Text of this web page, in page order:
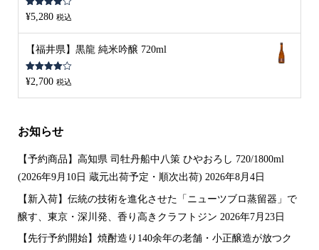
5段階中
4.00の評
¥5,280 税込
【福井県】黒龍 純米吟醸 720ml
5段階中
4.00の評
¥2,700 税込
お知らせ
【予約商品】高知県 司牡丹船中八策 ひやおろし 720/1800ml
(2026年9月10日 蔵元出荷予定・順次出荷) 2026年8月4日
【新入荷】伝統の技術を進化させた「ニューツブロ蒸留器」で
醸す、東京・深川発、香り高きクラフトジン 2026年7月23日
【先行予約開始】焼酎造り140余年の老舗・小正醸造が放つク